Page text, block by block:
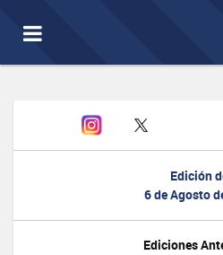
Toggle
navigation
Edición
6 de Agosto
Ediciones